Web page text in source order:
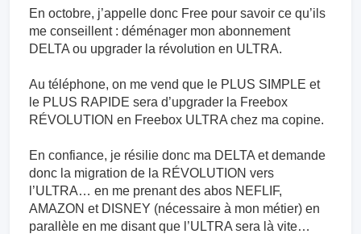
En octobre, j’appelle donc Free pour savoir ce qu’ils
me conseillent : déménager mon abonnement
DELTA ou upgrader la révolution en ULTRA.
Au téléphone, on me vend que le PLUS SIMPLE et
le PLUS RAPIDE sera d’upgrader la Freebox
RÉVOLUTION en Freebox ULTRA chez ma copine.
En confiance, je résilie donc ma DELTA et demande
donc la migration de la RÉVOLUTION vers
l’ULTRA… en me prenant des abos NEFLIF,
AMAZON et DISNEY (nécessaire à mon métier) en
parallèle en me disant que l’ULTRA sera là vite…